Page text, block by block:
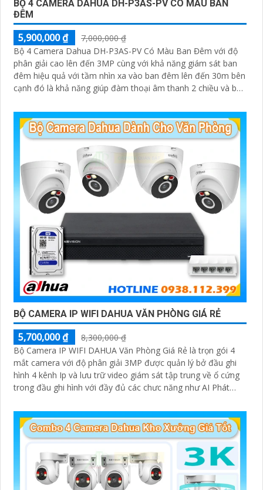
BỘ 4 CAMERA DAHUA DH-P3AS-PV CÓ MÀU BAN
ĐÊM
5,900,000 ₫
7,000,000 ₫
Bộ 4 Camera Dahua DH-P3AS-PV Có Màu Ban Đêm với độ
phân giải cao lên đến 3MP cùng với khả năng giám sát ban
đêm hiệu quả với tầm nhìn xa vào ban đêm lên đến 30m bên
cạnh đó là khả năng giúp đàm thoại âm thanh 2 chiều và báo
BỘ CAMERA IP WIFI DAHUA VĂN PHÒNG GIÁ RẺ
5,700,000 ₫
8,300,000 ₫
Bộ Camera IP WIFI DAHUA Văn Phòng Giá Rẻ là trọn gói 4
mắt camera với độ phân giải 3MP được quản lý bở đầu ghi
hình 4 kênh Ip và lưu trữ video giám sát tập trung về ổ cứng
trong đầu ghi hình với đầy đủ các chưc năng như AI Phát
có màu vào ban đêm